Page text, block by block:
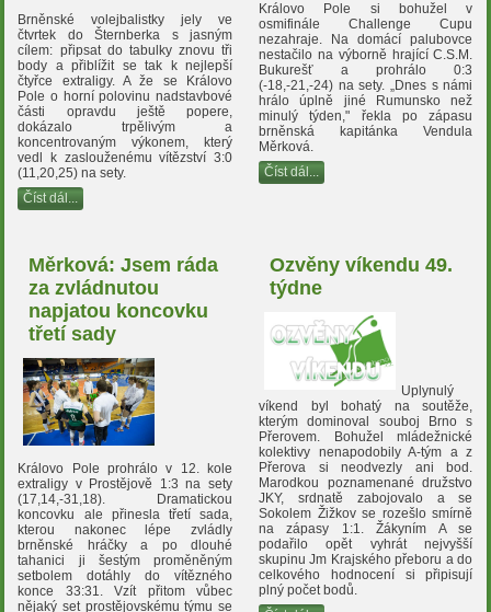
Brněnské volejbalistky jely ve
čtvrtek do Šternberka s jasným
cílem: připsat do tabulky znovu tři
body a přiblížit se tak k nejlepší
čtyřce extraligy. A že se Královo
Pole o horní polovinu nadstavbové
části opravdu ještě popere,
dokázalo trpělivým a
koncentrovaným výkonem, který
vedl k zaslouženému vítězství 3:0
(11,20,25) na sety.
Číst dál...
Královo Pole si bohužel v
osmifinále Challenge Cupu
nezahraje. Na domácí palubovce
nestačilo na výborně hrající C.S.M.
Bukurešť a prohrálo 0:3
(-18,-21,-24) na sety. „Dnes s námi
hrálo úplně jiné Rumunsko než
minulý týden," řekla po zápasu
brněnská kapitánka Vendula
Měrková.
Číst dál...
Měrková: Jsem ráda
za zvládnutou
napjatou koncovku
třetí sady
Královo Pole prohrálo v 12. kole
extraligy v Prostějově 1:3 na sety
(17,14,-31,18). Dramatickou
koncovku ale přinesla třetí sada,
kterou nakonec lépe zvládly
brněnské hráčky a po dlouhé
tahanici ji šestým proměněným
setbolem dotáhly do vítězného
konce 33:31. Vzít přitom vůbec
nějaký set prostějovskému týmu se
Ozvěny víkendu 49.
týdne
Uplynulý
víkend byl bohatý na soutěže,
kterým dominoval souboj Brno s
Přerovem. Bohužel mládežnické
kolektivy nenapodobily A-tým a z
Přerova si neodvezly ani bod.
Marodkou poznamenané družstvo
JKY, srdnatě zabojovalo a se
Sokolem Žižkov se rozešlo smírně
na zápasy 1:1. Žákyním A se
podařilo opět vyhrát nejvyšší
skupinu Jm Krajského přeboru a do
celkového hodnocení si připisují
plný počet bodů.